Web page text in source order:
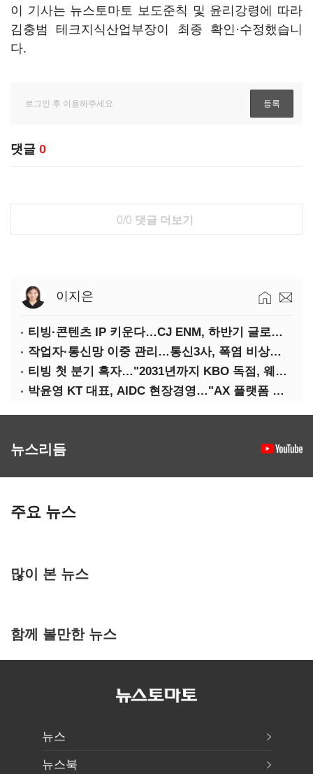
이 기사는 뉴스토마토 보도준칙 및 윤리강령에 따라
김충범 테크지식산업부장이 최종 확인·수정했습니
다.
댓글 0
0/0 댓글 더보기
이지은
티빙·콘텐츠 IP 키운다…CJ ENM, 하반기 글로벌 확장 가속
작업자·통신망 이중 관리…통신3사, 폭염 비상대응 돌입
티빙 첫 분기 흑자…"2031년까지 KBO 독점, 웨이브 합병도 속도"
박윤영 KT 대표, AIDC 현장경영…"AX 플랫폼 핵심 인프라로 키운다"
뉴스리듬
주요 뉴스
많이 본 뉴스
함께 볼만한 뉴스
뉴스
뉴스북